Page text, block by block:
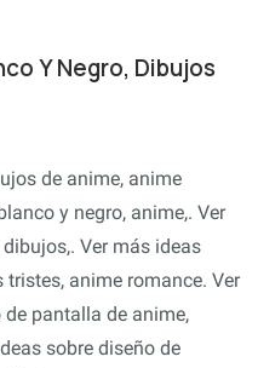
Y Negro, Dibujos
de anime, anime
y negro, anime,. Ver
Ver más ideas
anime romance. Ver
pantalla de anime,
sobre diseño de